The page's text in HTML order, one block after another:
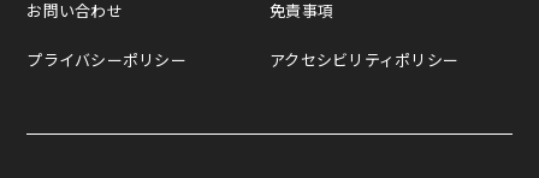
お問い合わせ
プライバシーポリシー
免責事項
アクセシビリティポリシー